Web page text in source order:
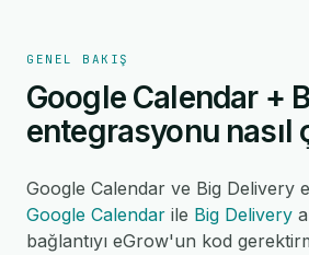
GENEL BAKIŞ
Google Calendar +
entegrasyonu nasıl
Google Calendar ve Big Delivery
Google Calendar ile Big Delivery
bağlantıyı eGrow'un kod